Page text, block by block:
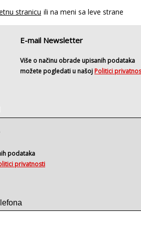
stranicu ili na meni sa leve strane
E-mail Newsletter
Više o načinu obrade upisanih podataka
možete pogledati u našoj Politici
podataka
privatnosti